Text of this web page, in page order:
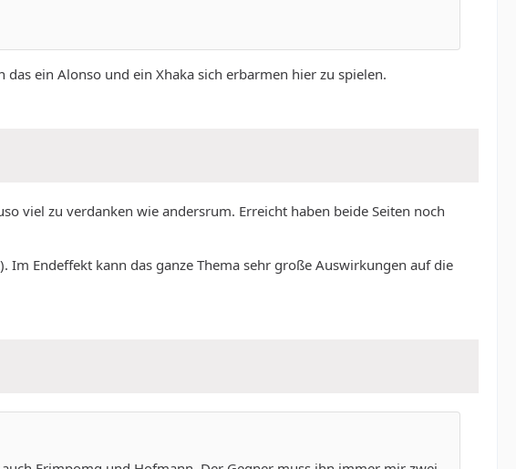
ein Alonso und ein Xhaka sich erbarmen hier zu spielen.
viel zu verdanken wie andersrum. Erreicht haben beide Seiten noch
Endeffekt kann das ganze Thema sehr große Auswirkungen auf die